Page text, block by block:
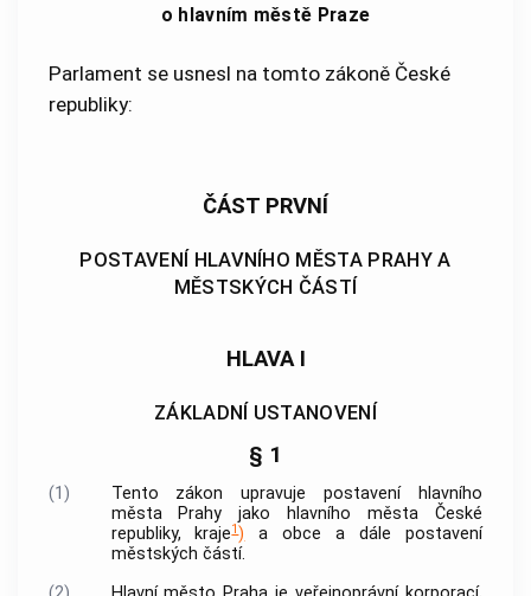
o hlavním městě Praze
Parlament se usnesl na tomto zákoně České
republiky:
ČÁST PRVNÍ
POSTAVENÍ HLAVNÍHO MĚSTA PRAHY A
MĚSTSKÝCH ČÁSTÍ
HLAVA I
ZÁKLADNÍ USTANOVENÍ
§ 1
(1) Tento zákon upravuje postavení
hlavního
města Prahy jako hlavního města České
republiky, kraje1) aobce a dále postavení
městských částí.